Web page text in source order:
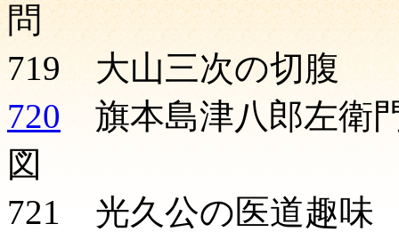
問
719 大山三次の切腹
720 旗本島津八郎左衛
図 Ｐ
721 光久公の医道趣味